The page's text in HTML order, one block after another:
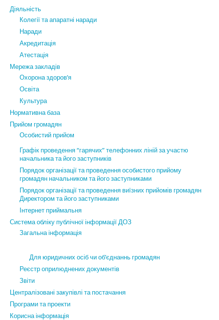
Діяльність
Колегії та апаратні наради
Наради
Акредитація
Атестація
Мережа закладів
Охорона здоров’я
Освіта
Культура
Нормативна база
Прийом громадян
Особистий прийом
Графік проведення “гарячих” телефонних ліній за участю
начальника та його заступників
Порядок організації та проведення особистого прийому
громадян начальником та його заступниками
Порядок організації та проведення виїзних прийомів громадян
Директором та його заступниками
Інтернет приймальня
Система обліку публічної інформації ДОЗ
Загальна інформація
Для юридичних осіб чи об’єднаннь громадян
Реєстр оприлюднених документів
Звіти
Централізовані закупівлі та постачання
Програми та проекти
Корисна інформація